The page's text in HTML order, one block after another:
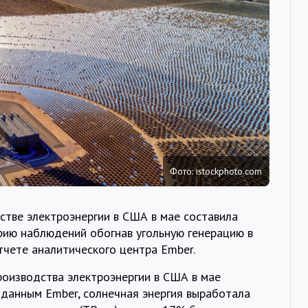
Интервью
Карты
О нас
@Infotek_Russia
Фото: istockphoto.com
электроэнергии в США в мае составила
наблюдений обогнав угольную генерацию в
аналитического центра Ember.
электроэнергии в США в мае
Ember, солнечная энергия выработала